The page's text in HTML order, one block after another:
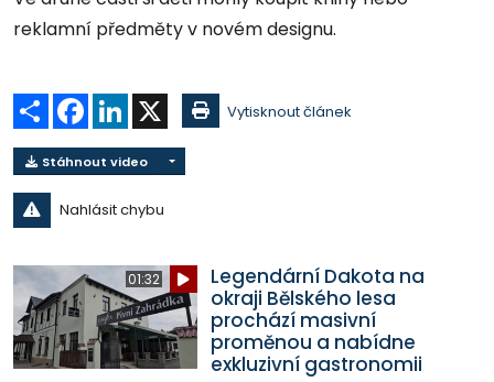
reklamní předměty v novém designu.
Sdílet Facebook
LinkedIn Vytisknout článek
Stáhnout video
Nahlásit chybu
01:32
Legendární Dakota na
okraji Bělského lesa
prochází masivní
proměnou a nabídne
exkluzivní gastronomii